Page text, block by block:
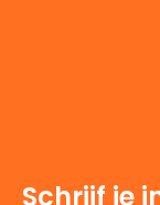
Schrijf je